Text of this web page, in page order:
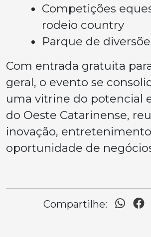
Competições
rodeio country
Parque de
Com entrada gratuita
geral, o evento se
uma vitrine do potencial
do Oeste Catarinense,
inovação,
oportunidade de
Compartilhe: